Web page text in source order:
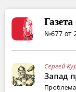
№677 от
Сергей
Запад